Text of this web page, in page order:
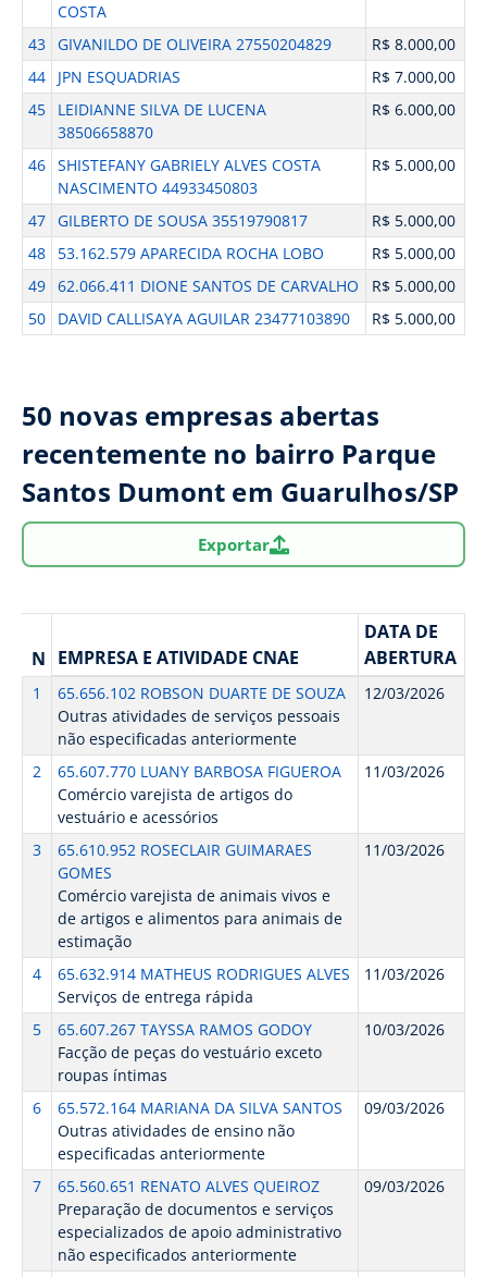
COSTA
43 GIVANILDO DE OLIVEIRA 27550204829
R$ 8.000,00
44
JPN ESQUADRIAS
R$ 7.000,00
45
LEIDIANNE SILVA DE LUCENA
38506658870
R$ 6.000,00
46 SHISTEFANY GABRIELY ALVES COSTA
NASCIMENTO 44933450803
R$ 5.000,00
47 GILBERTO DE SOUSA 35519790817
R$ 5.000,00
48
53.162.579 APARECIDA ROCHA LOBO
R$ 5.000,00
49 62.066.411 DIONE SANTOS DE CARVALHO
R$ 5.000,00
50
DAVID CALLISAYA AGUILAR 23477103890 R$ 5.000,00
50 novas empresas abertas
recentemente no bairro Parque
Santos Dumont em Guarulhos/SP
Exportar
N EMPRESA E ATIVIDADE CNAE
DATA DE
ABERTURA
1
65.656.102 ROBSON DUARTE DE SOUZA
Outras atividades de serviços pessoais
não especificadas anteriormente
12/03/2026
2
65.607.770 LUANY BARBOSA FIGUEROA
Comércio varejista de artigos do
vestuário e acessórios
11/03/2026
3
65.610.952 ROSECLAIR GUIMARAES
GOMES
Comércio varejista de animais vivos e
de artigos e alimentos para animais de
estimação
11/03/2026
4
65.632.914 MATHEUS RODRIGUES ALVES
Serviços de entrega rápida
11/03/2026
5
65.607.267 TAYSSA RAMOS GODOY
Facção de peças do vestuário exceto
roupas íntimas
10/03/2026
6
65.572.164 MARIANA DA SILVA SANTOS
Outras atividades de ensino não
especificadas anteriormente
09/03/2026
7
65.560.651 RENATO ALVES QUEIROZ
Preparação de documentos e serviços
especializados de apoio administrativo
não especificados anteriormente
09/03/2026